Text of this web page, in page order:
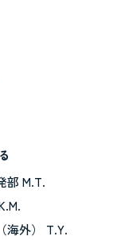
部 M.T.
海外） T.Y.